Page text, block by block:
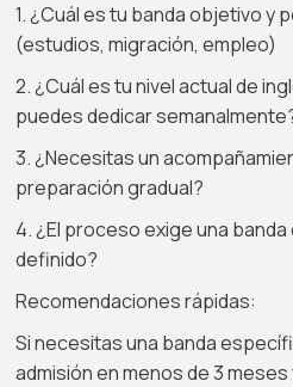
1. ¿Cuál es tu banda objetivo y
(estudios, migración, empleo)
2. ¿Cuál es tu nivel actual de
puedes dedicar
3. ¿Necesitas un
preparación gradual?
4. ¿El proceso exige una
definido?
Recomendaciones rápidas:
Si necesitas una banda
admisión en menos de 3 meses